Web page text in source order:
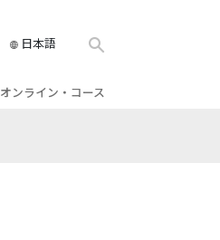
日本語
オンライン・コース